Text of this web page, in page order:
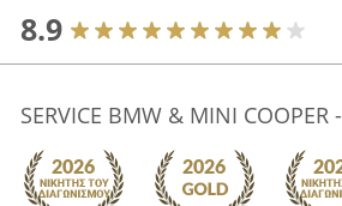
8.9
SERVICE BMW & MINI COOPER